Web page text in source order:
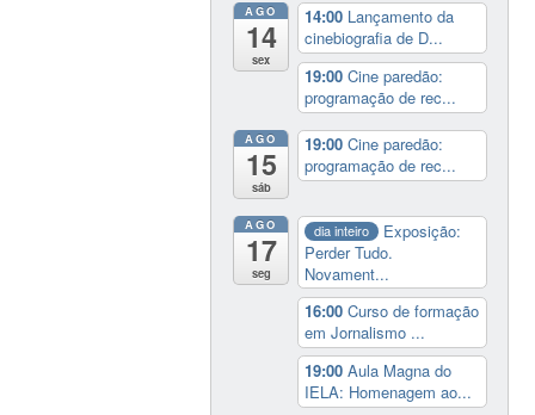
AGO
14
sex
14:00 Lançamento da
cinebiografia de D...
19:00Cine paredão:
programação de rec...
AGO
15
sáb
19:00Cine paredão:
programação de rec...
AGO
17
seg
dia inteiro
Exposição:
Perder Tudo.
Novament...
16:00Curso de formação
em Jornalismo ...
19:00Aula Magna do
IELA: Homenagem ao...